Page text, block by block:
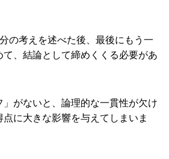
の考えを述べた後、最後にもう一
て、結論として締めくくる必要があ
」がないと、論理的な一貫性が欠け
に大きな影響を与えてしまいま